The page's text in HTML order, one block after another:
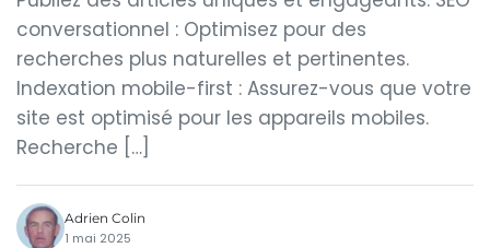
conversationnel : Optimisez pour des
recherches plus naturelles et pertinentes.
Indexation mobile-first : Assurez-vous que votre
site est optimisé pour les appareils mobiles.
Recherche […]
Adrien Colin
1 mai 2025